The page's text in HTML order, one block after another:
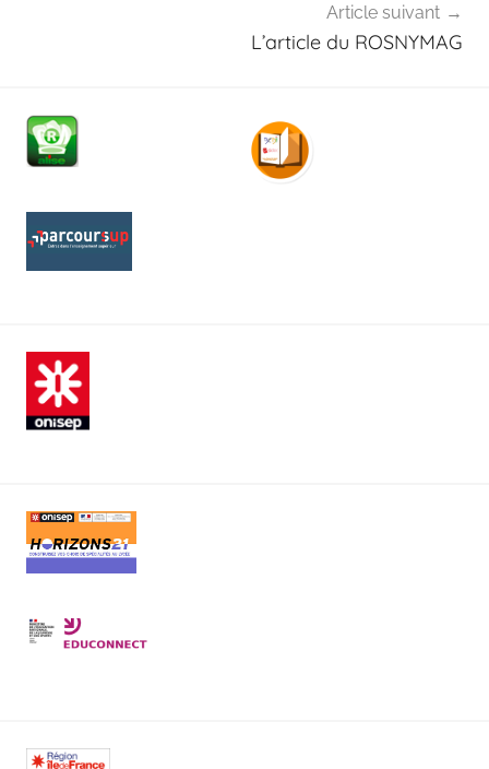
Article suivant
L’article du ROSNYMAG